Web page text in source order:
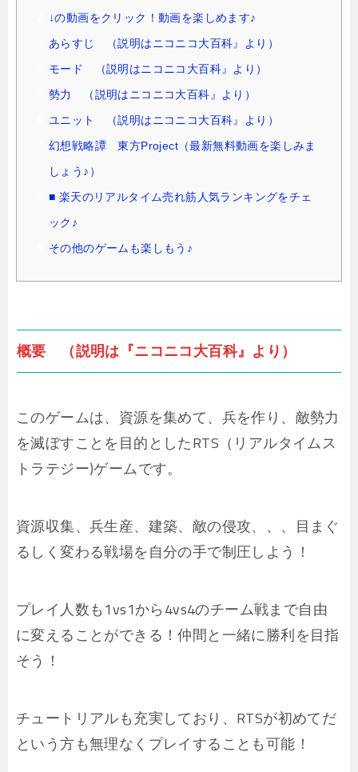
↓の動画をクリック！動画を楽しめます♪
あらすじ （説明はニコニコ大百科』より）
モード （説明はニコニコ大百科』より）
勢力 （説明はニコニコ大百科』より）
ユニット （説明はニコニコ大百科』より）
幻想戦略譚 東方Project（最新無料動画を楽しみま
しょう♪）
■ 楽天のリアルタイム売れ筋人気ランキングをチェ
ック♪
その他のゲームも楽しもう♪
概要 （説明は『ニコニコ大百科』より）
このゲームは、資源を集めて、兵を作り、敵勢力
を滅ぼすことを目的としたRTS（リアルタイムス
トラテジー)ゲームです。
資源収集、兵生産、建築、敵の侵攻、、、目まぐ
るしく変わる戦場を自分の手で制圧しよう！
プレイ人数も1vs1から4vs4のチーム戦まで自由
に変えることができる！仲間と一緒に勝利を目指
そう！
チュートリアルも充実しており、RTSが初めてだ
という方も無理なくプレイすることも可能！